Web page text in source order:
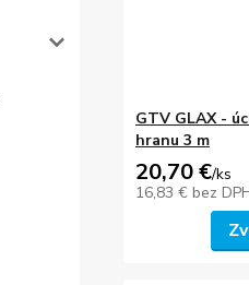
GTV GLAX -
hranu 3 m
20,70 €/ks
16,83 € bez